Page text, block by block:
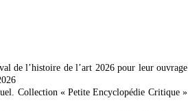
de l’histoire de l’art 2026 pour leur ouvrage
Collection « Petite Encyclopédie Critique »